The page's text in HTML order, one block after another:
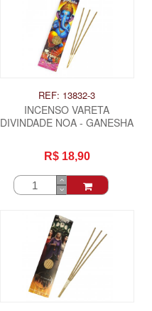
REF: 13832-3
INCENSO VARETA
DIVINDADE NOA - GANESHA
R$ 18,90